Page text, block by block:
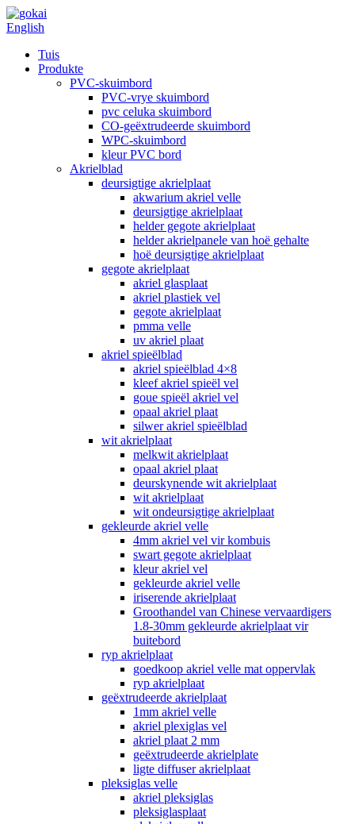
English
Tuis
Produkte
PVC-skuimbord
PVC-vrye skuimbord
pvc celuka skuimbord
CO-geëxtrudeerde skuimbord
WPC-skuimbord
kleur PVC bord
Akrielblad
deursigtige akrielplaat
akwarium akriel velle
deursigtige akrielplaat
helder gegote akrielplaat
helder akrielpanele van hoë gehalte
hoë deursigtige akrielplaat
gegote akrielplaat
akriel glasplaat
akriel plastiek vel
gegote akrielplaat
pmma velle
uv akriel plaat
akriel spieëlblad
akriel spieëlblad 4×8
kleef akriel spieël vel
goue spieël akriel vel
opaal akriel plaat
silwer akriel spieëlblad
wit akrielplaat
melkwit akrielplaat
opaal akriel plaat
deurskynende wit akrielplaat
wit akrielplaat
wit ondeursigtige akrielplaat
gekleurde akriel velle
4mm akriel vel vir kombuis
swart gegote akrielplaat
kleur akriel vel
gekleurde akriel velle
iriserende akrielplaat
Groothandel van Chinese vervaardigers
1.8-30mm gekleurde akrielplaat vir
buitebord
ryp akrielplaat
goedkoop akriel velle mat oppervlak
ryp akrielplaat
geëxtrudeerde akrielplaat
1mm akriel velle
akriel plexiglas vel
akriel plaat 2 mm
geëxtrudeerde akrielplate
ligte diffuser akrielplaat
pleksiglas velle
akriel pleksiglas
pleksiglasplaat